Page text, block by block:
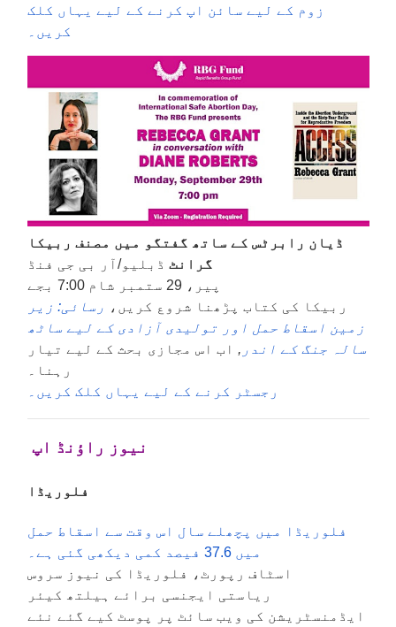
زوم کے لیے سائن اپ کرنے کے لیے یہاں کلک
کریں۔
ڈیان رابرٹس کے ساتھ گفتگو میں مصنف ربیکا
گرانٹ ڈبلیو/آر بی جی فنڈ
پیر، 29 ستمبر شام 7:00 بجے
ربیکا کی کتاب پڑھنا شروع کریں، رسائی: زیر
زمین اسقاط حمل اور تولیدی آزادی کے لیے ساٹھ
سالہ جنگ کے اندر , اب اس مجازی بحث کے لیے تیار
رہنا۔
رجسٹر کرنے کے لیے یہاں کلک کریں۔
نیوز راؤنڈ اپ
فلوریڈا
فلوریڈا میں پچھلے سال اس وقت سے اسقاط حمل
میں 37.6 فیصد کمی دیکھی گئی ہے۔
اسٹاف رپورٹ، فلوریڈا کی نیوز سروس
ریاستی ایجنسی برائے ہیلتھ کیئر
ایڈمنسٹریشن کی ویب سائٹ پر پوسٹ کیے گئے نئے